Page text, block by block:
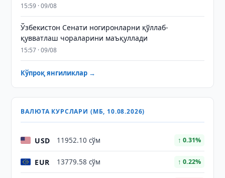
15:59 · 09/08
Ўзбекистон Сенати ногиронларни қўллаб-
қувватлаш чораларини маъқуллади
15:57 · 09/08
Кўпроқ янгиликлар →
ВАЛЮТА КУРСЛАРИ (МБ, 10.08.2026)
USD 11952.10 сўм ↑ 0.31%
EUR 13779.58 сўм ↑ 0.22%